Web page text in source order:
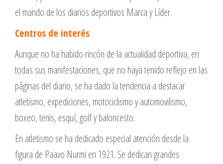
el mando de los diarios deportivos Marca y Líder.
Centros de interés
Aunque no ha habido rincón de la actualidad deportiva, en
todas sus manifestaciones, que no haya tenido reflejo en las
páginas del diario, se ha dado la tendencia a destacar
atletismo, expediciones, motociclismo y automovilismo,
boxeo, tenis, esquí, golf y baloncesto.
En atletismo se ha dedicado especial atención desde la
figura de Paavo Nurmi en 1921. Se dedican grandes